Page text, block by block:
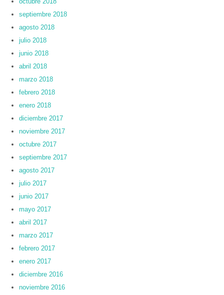
septiembre 2018
agosto 2018
julio 2018
junio 2018
abril 2018
marzo 2018
febrero 2018
enero 2018
diciembre 2017
noviembre 2017
octubre 2017
septiembre 2017
agosto 2017
julio 2017
junio 2017
mayo 2017
abril 2017
marzo 2017
febrero 2017
enero 2017
diciembre 2016
noviembre 2016